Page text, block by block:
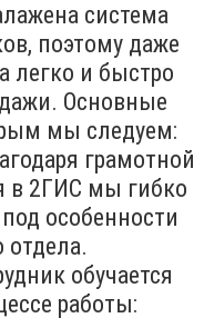
система
поэтому даже
легко и быстро
Основные
мы следуем:
грамотной
в 2ГИС мы гибко
особенности
отдела.
обучается
работы: